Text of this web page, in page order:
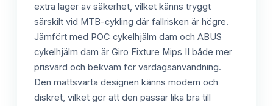
extra lager av säkerhet, vilket känns tryggt
särskilt vid MTB-cykling där fallrisken är högre.
Jämfört med POC cykelhjälm dam och ABUS
cykelhjälm dam är Giro Fixture Mips II både mer
prisvärd och bekväm för vardagsanvändning.
Den mattsvarta designen känns modern och
diskret, vilket gör att den passar lika bra till